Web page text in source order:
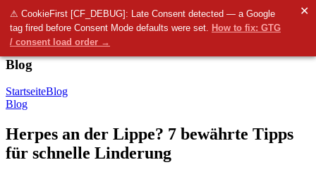
⚠ CookieFirst [CF_DEBUG]: Late Consent detected — a Google
tag fired before Consent Mode defaults were set. How to fix: GTG
/ consent load order →
✕
Menü
0 items 0.00
Blog
StartseiteBlog
Blog
Herpes an der Lippe? 7 bewährte Tipps
für schnelle Linderung